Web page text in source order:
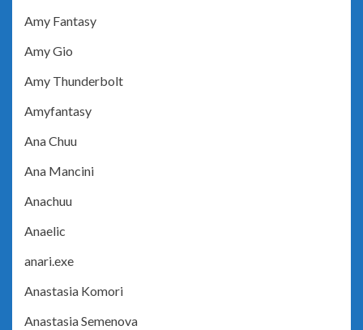
Amy Fantasy
Amy Gio
Amy Thunderbolt
Amyfantasy
Ana Chuu
Ana Mancini
Anachuu
Anaelic
anari.exe
Anastasia Komori
Anastasia Semenova